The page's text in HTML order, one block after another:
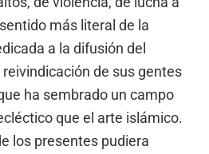
más literal de la
a la difusión del
reivindicación de sus gentes
ha sembrado un campo
que el arte islámico.
los presentes pudiera